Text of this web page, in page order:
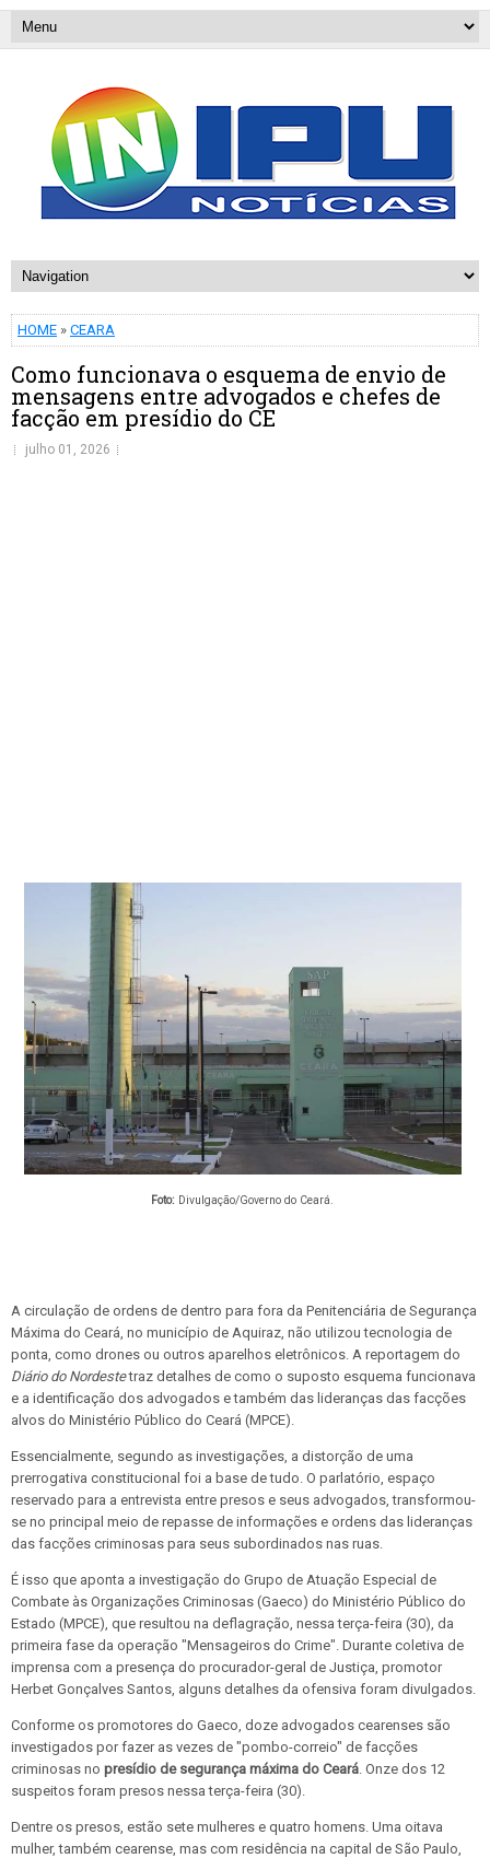
HOME » CEARA
Como funcionava o esquema de envio de
mensagens entre advogados e chefes de
facção em presídio do CE
julho 01, 2026
Foto: Divulgação/Governo do Ceará.
A circulação de ordens de dentro para fora da Penitenciária de Segurança
Máxima do Ceará, no município de Aquiraz, não utilizou tecnologia de
ponta, como drones ou outros aparelhos eletrônicos. A reportagem do
Diário do Nordestetraz detalhes de como o suposto esquema funcionava
e a identificação dos advogados e também das lideranças das facções
alvos do Ministério Público do Ceará (MPCE).
Essencialmente, segundo as investigações, a distorção de uma
prerrogativa constitucional foi a base de tudo. O parlatório, espaço
reservado para a entrevista entre presos e seus advogados, transformou-
se no principal meio de repasse de informações e ordens das lideranças
das facções criminosas para seus subordinados nas ruas.
É isso que aponta a investigação do Grupo de Atuação Especial de
Combate às Organizações Criminosas (Gaeco) do Ministério Público do
Estado (MPCE), que resultou na deflagração, nessa terça-feira (30), da
primeira fase da operação "Mensageiros do Crime". Durante coletiva de
imprensa com a presença do procurador-geral de Justiça, promotor
Herbet Gonçalves Santos, alguns detalhes da ofensiva foram divulgados.
Conforme os promotores do Gaeco, doze advogados cearenses são
investigados por fazer as vezes de "pombo-correio" de facções
criminosas no presídio de segurança máxima do Ceará . Onze dos 12
suspeitos foram presos nessa terça-feira (30).
Dentre os presos, estão sete mulheres e quatro homens. Uma oitava
mulher, também cearense, mas com residência na capital de São Paulo,